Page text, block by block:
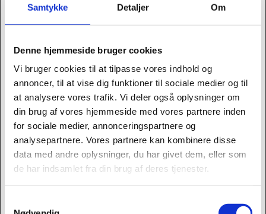
Samtykke Detaljer Om
Denne hjemmeside bruger cookies
Vi bruger cookies til at tilpasse vores indhold og
annoncer, til at vise dig funktioner til sociale medier og til
at analysere vores trafik. Vi deler også oplysninger om
din brug af vores hjemmeside med vores partnere inden
for sociale medier, annonceringspartnere og
analysepartnere. Vores partnere kan kombinere disse
data med andre oplysninger, du har givet dem, eller som
de har indsamlet fra din brug af deres tjenester.
nyttes af Google
timere hjemmesi
dens indhold og a
nnoncerelevans.
_ga_# Google
Benyttes til at ind
samle data om br
ugerens platform